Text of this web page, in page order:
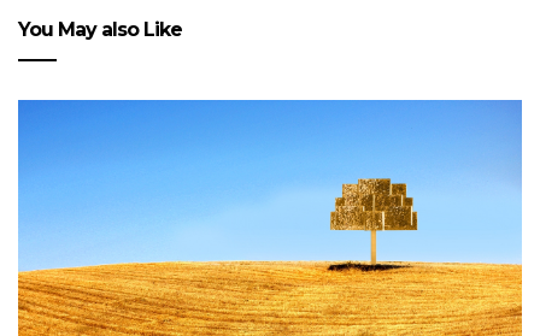
You May also Like